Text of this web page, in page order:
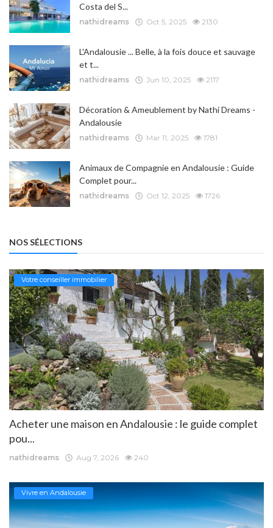
Costa del S...
nathidreams Oct 5, 2025 2130
L'Andalousie ... Belle, à la fois douce et sauvage
et t...
nathidreams Jun 10, 2025 2117
Décoration & Ameublement by Nathi Dreams -
Andalousie
nathidreams Mar 11, 2025 1781
Animaux de Compagnie en Andalousie : Guide
Complet pour...
nathidreams Oct 12, 2025 1726
NOS SÉLECTIONS
Votre conseiller immobilier
Acheter une maison en Andalousie : le guide complet
pou...
nathidreams Aug 7, 2026 240
Vivre en Andalousie